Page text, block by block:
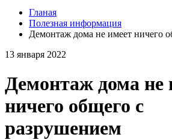
Гланая
Полезная информация
Демонтаж дома не имеет ничего
13 января 2022
Демонтаж дома не
ничего общего с
разрушением